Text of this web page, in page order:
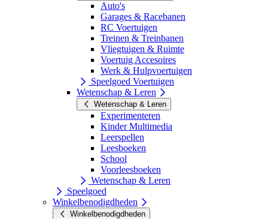
Auto's
Garages & Racebanen
RC Voertuigen
Treinen & Treinbanen
Vliegtuigen & Ruimte
Voertuig Accesoires
Werk & Hulpvoertuigen
Speelgoed Voertuigen
Wetenschap & Leren
Wetenschap & Leren
Experimenteren
Kinder Multimedia
Leerspellen
Leesboeken
School
Voorleesboeken
Wetenschap & Leren
Speelgoed
Winkelbenodigdheden
Winkelbenodigdheden